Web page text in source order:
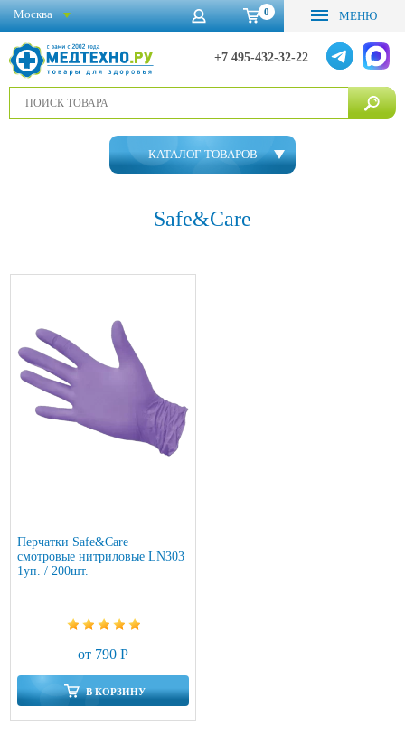
0 МЕНЮ
+7 495-432-32-22
Москва
КАТАЛОГ ТОВАРОВ
Safe&Care
Перчатки Safe&Care
смотровые нитриловые LN303
1уп. / 200шт.
от 790 Р
В КОРЗИНУ